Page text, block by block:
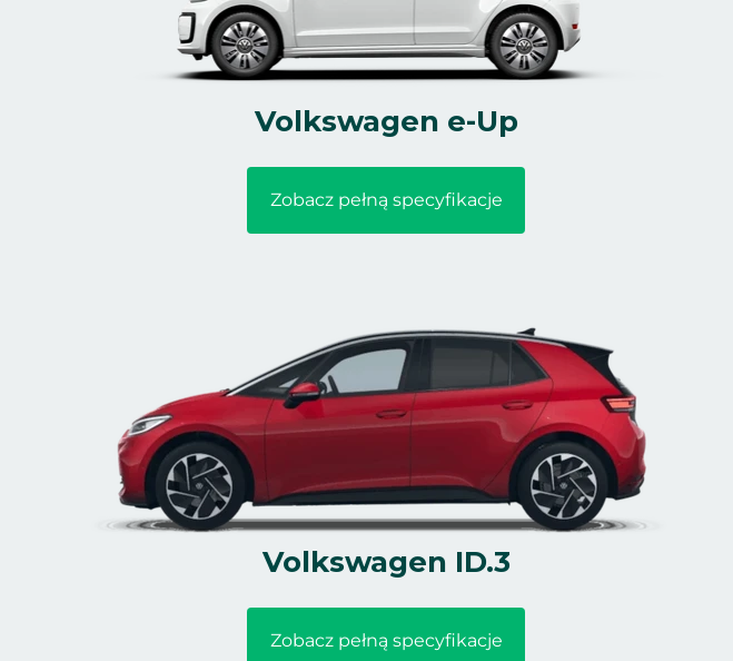
Volkswagen e-Up
Zobacz pełną specyfikacje
Volkswagen ID.3
Zobacz pełną specyfikacje